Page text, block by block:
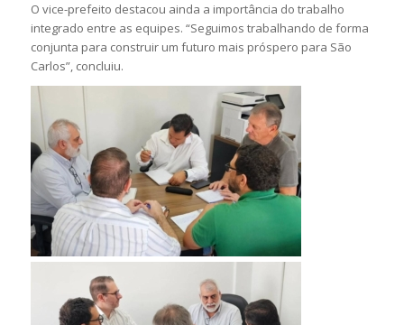
O vice-prefeito destacou ainda a importância do trabalho
integrado entre as equipes. “Seguimos trabalhando de forma
conjunta para construir um futuro mais próspero para São
Carlos”, concluiu.